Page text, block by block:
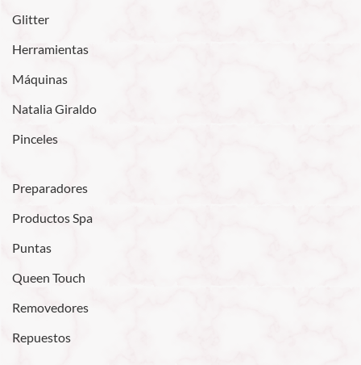
Glitter
Herramientas
Máquinas
Natalia Giraldo
Pinceles
Preparadores
Productos Spa
Puntas
Queen Touch
Removedores
Repuestos